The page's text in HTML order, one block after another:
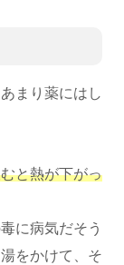
まり薬にはし
と熱が下がっ
に病気だそう
をかけて、そ